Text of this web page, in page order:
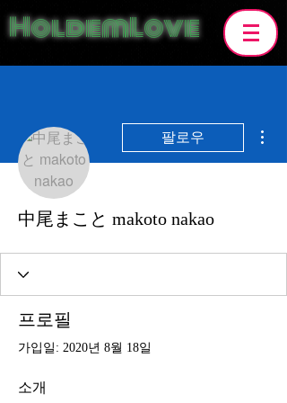
HoldemLove
팔로우
中尾まこと makoto nakao
프로필
가입일: 2020년 8월 18일
소개